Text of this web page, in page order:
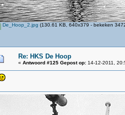
De_Hoop_2.jpg (130.61 KB, 640x379 - bekeken
Re: HKS De Hoop
« Antwoord #125 Gepost op:14-12-2011,